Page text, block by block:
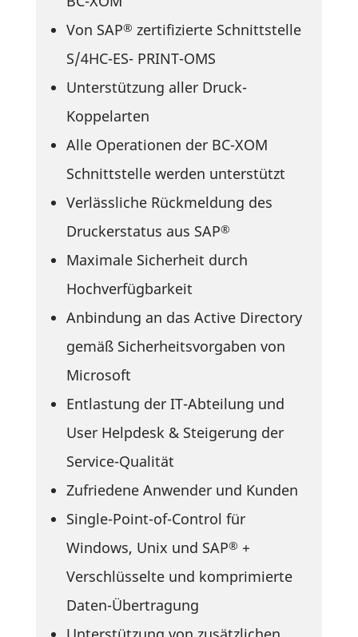
Von SAP® zerti­fi­zierte Schnitt­stelle
S/4HC-ES- PRINT-OMS
Unter­stüt­zung aller Druck-
Koppelarten
Alle Opera­tionen der BC-XOM
Schnitt­stelle werden unterstützt
Verläss­liche Rück­mel­dung des
Drucker­status aus SAP®
Maxi­male Sicher­heit durch
Hochverfügbarkeit
Anbin­dung an das Active Direc­tory
gemäß Sicher­heits­vor­gaben von
Microsoft
Entlas­tung der IT-Abtei­lung und
User Help­desk & Stei­ge­rung der
Service-Qualität
Zufrie­dene Anwender und Kunden
Single-Point-of-Control für
Windows, Unix und SAP® +
Verschlüs­selte und kompri­mierte
Daten-Übertragung